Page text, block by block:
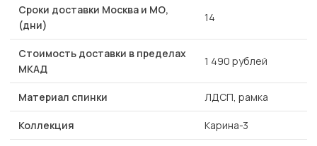
Сроки доставки Москва и МО,
(дни)
14
Стоимость доставки в пределах
МКАД
1 490 рублей
Материал спинки ЛДСП, рамка
Коллекция Карина-3